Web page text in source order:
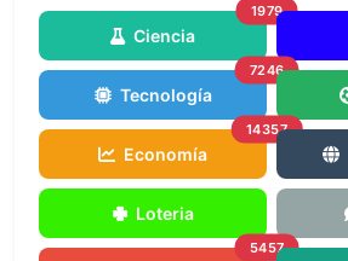
Ciencia
1979
Tecnología
7246
Economía
14357
Loteria
5457